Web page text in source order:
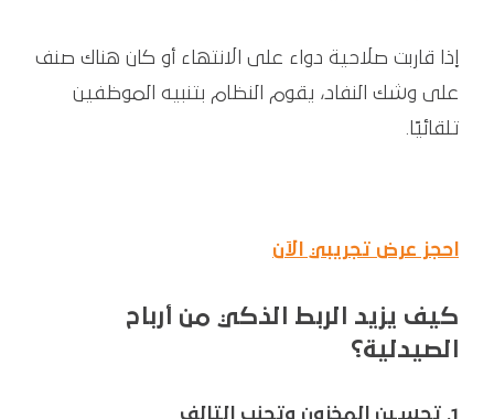
إذا قاربت صلاحية دواء على الانتهاء أو كان هناك صنف
على وشك النفاد، يقوم النظام بتنبيه الموظفين
تلقائيًا.
احجز عرض تجريبي الآن
كيف يزيد الربط الذكي من أرباح
الصيدلية؟
1. تحسين المخزون وتجنب التالف